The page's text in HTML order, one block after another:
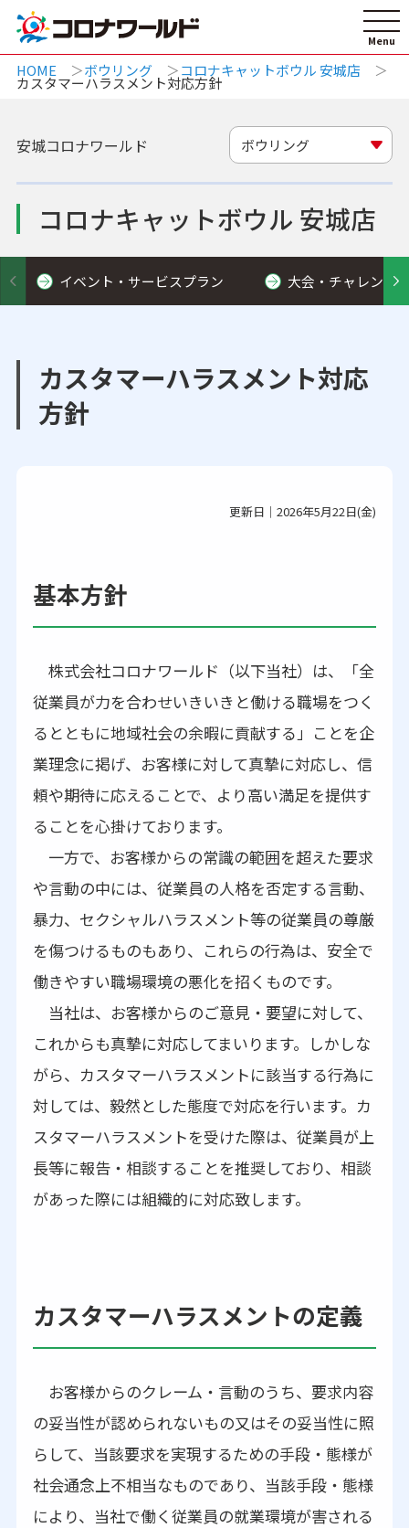
HOME ボウリング コロナキャットボウル 安城店
カスタマーハラスメント対応方針
コロナキャットボウル 安城店
安城コロナワールド ボウリング
イベント・サービスプラン 大会・チャレンジ
カスタマーハラスメント対応
方針
更新日｜2026年5月22日(金)
基本方針
株式会社コロナワールド（以下当社）は、「全
従業員が力を合わせいきいきと働ける職場をつく
るとともに地域社会の余暇に貢献する」ことを企
業理念に掲げ、お客様に対して真摯に対応し、信
頼や期待に応えることで、より高い満足を提供す
ることを心掛けております。
一方で、お客様からの常識の範囲を超えた要求
や言動の中には、従業員の人格を否定する言動、
暴力、セクシャルハラスメント等の従業員の尊厳
を傷つけるものもあり、これらの行為は、安全で
働きやすい職場環境の悪化を招くものです。
当社は、お客様からのご意見・要望に対して、
これからも真摯に対応してまいります。しかしな
がら、カスタマーハラスメントに該当する行為に
対しては、毅然とした態度で対応を行います。カ
スタマーハラスメントを受けた際は、従業員が上
長等に報告・相談することを推奨しており、相談
があった際には組織的に対応致します。
カスタマーハラスメントの定義
お客様からのクレーム・言動のうち、要求内容
の妥当性が認められないもの又はその妥当性に照
らして、当該要求を実現するための手段・態様が
社会通念上不相当なものであり、当該手段・態様
により、当社で働く従業員の就業環境が害される